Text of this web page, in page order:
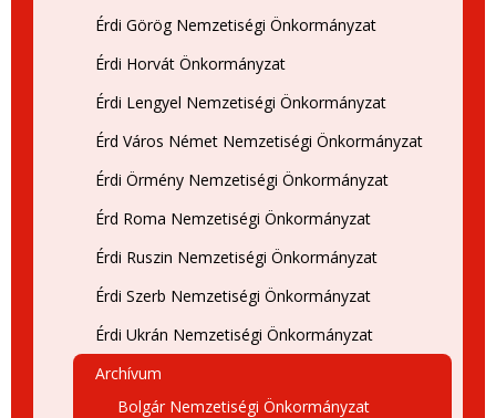
Érdi Görög Nemzetiségi Önkormányzat
Érdi Horvát Önkormányzat
Érdi Lengyel Nemzetiségi Önkormányzat
Érd Város Német Nemzetiségi Önkormányzat
Érdi Örmény Nemzetiségi Önkormányzat
Érd Roma Nemzetiségi Önkormányzat
Érdi Ruszin Nemzetiségi Önkormányzat
Érdi Szerb Nemzetiségi Önkormányzat
Érdi Ukrán Nemzetiségi Önkormányzat
Archívum
Bolgár Nemzetiségi Önkormányzat